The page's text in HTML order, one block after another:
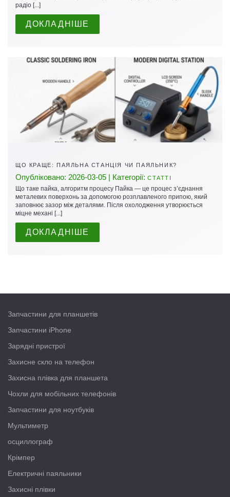
радіо [...]
ДОКЛАДНІШЕ
ЩО КРАЩЕ: ПАЯЛЬНА СТАНЦІЯ ЧИ ПАЯЛЬНИК?
Опубліковано: 2026-03-05 | Категорії: СТАТТІ
Що таке пайка, алгоритм процесу Пайка — це процес з’єднання
металевих поверхонь за допомогою розплавленого припою, який
заповнює зазор між деталями. Після охолодження утворюється
міцне механі [...]
ДОКЛАДНІШЕ
Запчастини для планшетів
Запчастини iPhone
Зарядні пристрої
Захисне скло на телефон
Захисна плівка для планшета
Чохли для мобільних телефонів
Запчастини для ноутбуків
Мультиметр
осциллограф
Крімпер
Електричні паяльники
Захисні плівки